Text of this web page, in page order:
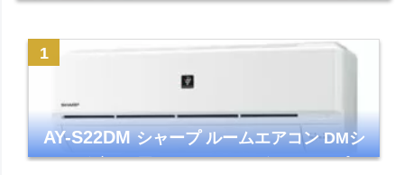
AY-S22DMシャープ ルームエアコン DMシ
リーズ 主に6畳 ホワイト 2024年モデル プラ